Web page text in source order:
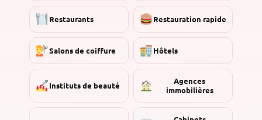
Restaurants Restauration rapide
Salons de coiffure Hôtels
Instituts de beauté
Agences
immobilières